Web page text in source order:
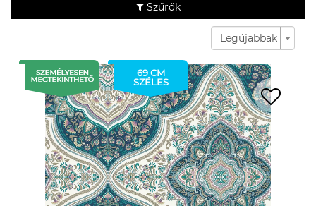
Szűrők
Legújabbak
69 CM
SZÉLES